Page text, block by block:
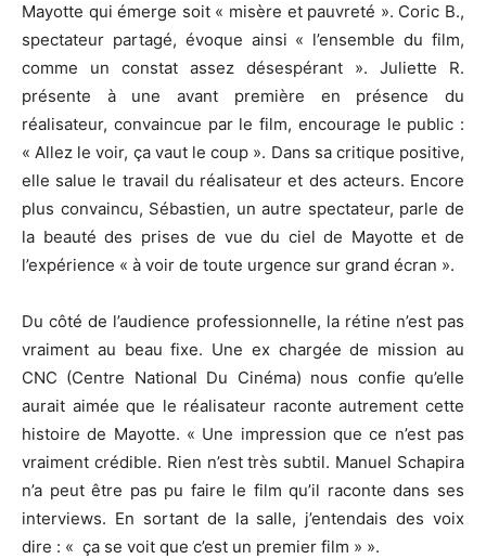
Mayotte qui émerge soit « misère et pauvreté ». Coric B.,
spectateur partagé, évoque ainsi « l’ensemble du film,
comme un constat assez désespérant ». Juliette R.
présente à une avant première en présence du
réalisateur, convaincue par le film, encourage le public :
« Allez le voir, ça vaut le coup ». Dans sa critique positive,
elle salue le travail du réalisateur et des acteurs. Encore
plus convaincu, Sébastien, un autre spectateur, parle de
la beauté des prises de vue du ciel de Mayotte et de
l’expérience « à voir de toute urgence sur grand écran ».
Du côté de l’audience professionnelle, la rétine n’est pas
vraiment au beau fixe. Une ex chargée de mission au
CNC (Centre National Du Cinéma) nous confie qu’elle
aurait aimée que le réalisateur raconte autrement cette
histoire de Mayotte. « Une impression que ce n’est pas
vraiment crédible. Rien n’est très subtil. Manuel Schapira
n’a peut être pas pu faire le film qu’il raconte dans ses
interviews. En sortant de la salle, j’entendais des voix
dire : « ça se voit que c’est un premier film » ».